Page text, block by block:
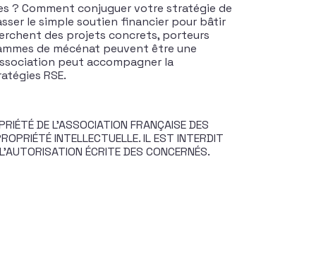
? Comment conjuguer votre stratégie de
le simple soutien financier pour bâtir
des projets concrets, porteurs
de mécénat peuvent être une
peut accompagner la
RSE.
DE L’ASSOCIATION FRANÇAISE DES
INTELLECTUELLE. IL EST INTERDIT
ÉCRITE DES CONCERNÉS.